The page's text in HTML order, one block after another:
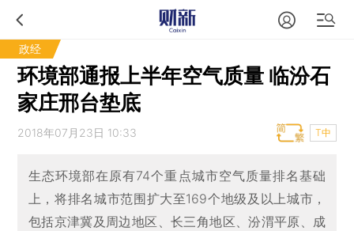
政经
环境部通报上半年空气质量 临汾石
家庄邢台垫底
2018年07月23日 10:33 T中
生态环境部在原有74个重点城市空气质量排名基础
上，将排名城市范围扩大至169个地级及以上城市，
包括京津冀及周边地区、长三角地区、汾渭平原、成